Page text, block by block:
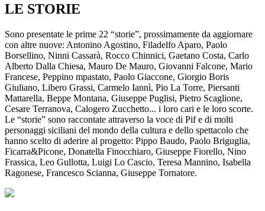
LE STORIE
Sono presentate le prime 22 “storie”, prossimamente da aggiornare
con altre nuove: Antonino Agostino, Filadelfo Aparo, Paolo
Borsellino, Ninni Cassarà, Rocco Chinnici, Gaetano Costa, Carlo
Alberto Dalla Chiesa, Mauro De Mauro, Giovanni Falcone, Mario
Francese, Peppino mpastato, Paolo Giaccone, Giorgio Boris
Giuliano, Libero Grassi, Carmelo Iannì, Pio La Torre, Piersanti
Mattarella, Beppe Montana, Giuseppe Puglisi, Pietro Scaglione,
Cesare Terranova, Calogero Zucchetto... i loro cari e le loro scorte.
Le “storie” sono raccontate attraverso la voce di Pif e di molti
personaggi siciliani del mondo della cultura e dello spettacolo che
hanno scelto di aderire al progetto: Pippo Baudo, Paolo Briguglia,
Ficarra&Picone, Donatella Finocchiaro, Giuseppe Fiorello, Nino
Frassica, Leo Gullotta, Luigi Lo Cascio, Teresa Mannino, Isabella
Ragonese, Francesco Scianna, Giuseppe Tornatore.